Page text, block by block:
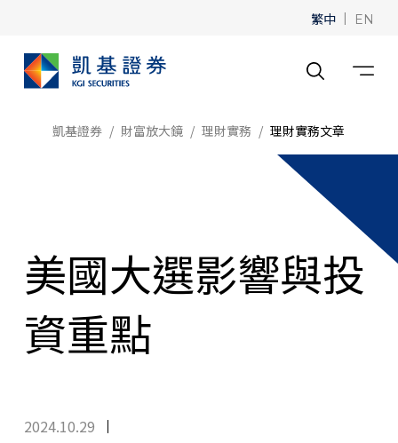
繁中 | EN
凱基證券 財富放大鏡 理財實務 理財實務文章
美國大選影響與投
資重點
2024.10.29